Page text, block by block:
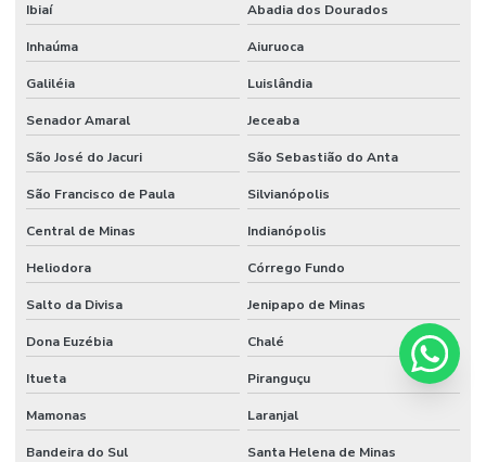
Ibiaí Abadia dos Dourados
Inhaúma Aiuruoca
Galiléia Luislândia
Senador Amaral Jeceaba
São José do Jacuri São Sebastião do Anta
São Francisco de Paula Silvianópolis
Central de Minas Indianópolis
Heliodora Córrego Fundo
Salto da Divisa Jenipapo de Minas
Dona Euzébia Chalé
Itueta Piranguçu
Mamonas Laranjal
Bandeira do Sul Santa Helena de Minas